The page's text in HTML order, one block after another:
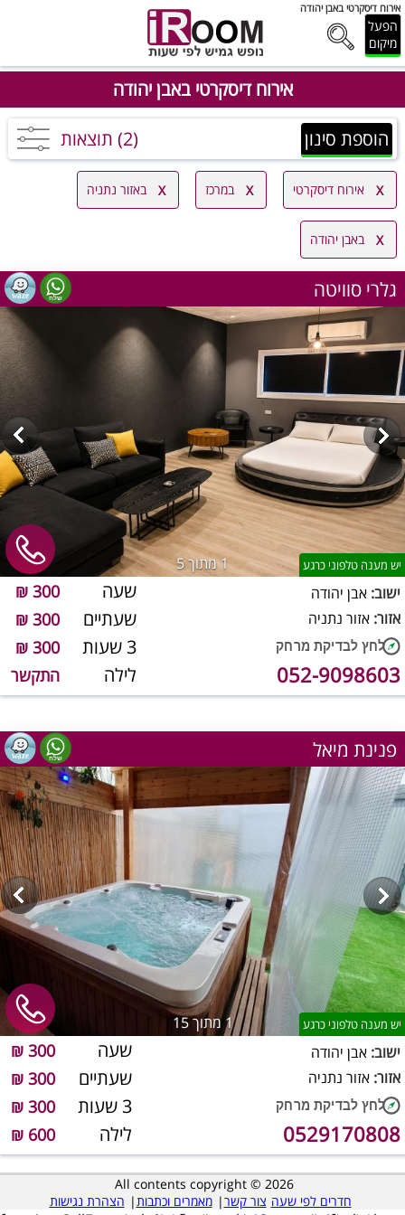
אירוח דיסקרטי באבן יהודה
הפעל
מיקום
אירוח דיסקרטי באבן יהודה
הוספת סינון (2) תוצאות
אירוח דיסקרטי במרכז באזור נתניה
באבן יהודה
גלרי סוויטה
1מתוך 5 יש מענה טלפוני כרגע
שעה 300 ₪
שעתיים 300 ₪
3 שעות 300 ₪
לילה התקשר
ישוב: אבן יהודה
אזור: אזור נתניה
052-9098603
פנינת מיאל
1מתוך 15 יש מענה טלפוני כרגע
שעה 300 ₪
שעתיים 300 ₪
3 שעות 300 ₪
לילה 600 ₪
ישוב: אבן יהודה
אזור: אזור נתניה
0529170808
All contents copyright © 2026
חדרים לפי שעה צור קשר| מאמרים וכתבות| הצהרת נגישות